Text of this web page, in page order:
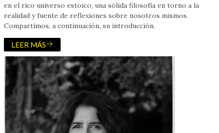
en el rico universo estoico, una sólida filosofía en torno a la
realidad y fuente de reflexiones sobre nosotros mismos.
Compartimos, a continuación, su introducción.
LEER MÁS